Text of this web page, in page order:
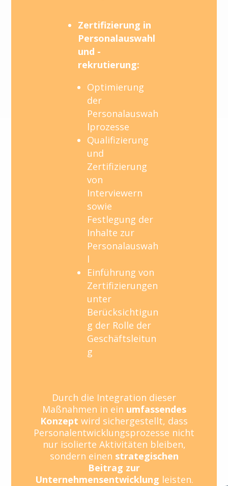
Zertifizierung in
Personalauswahl
und -
rekrutierung:
Optimierung
der
Personalauswah
lprozesse
Qualifizierung
und
Zertifizierung
von
Interviewern
sowie
Festlegung der
Inhalte zur
Personalauswah
l
Einführung von
Zertifizierungen
unter
Berücksichtigun
g der Rolle der
Geschäftsleitun
g
Durch die Integration dieser
Maßnahmen in ein umfassendes
Konzept wird sichergestellt, dass
Personalentwicklungsprozesse nicht
nur isolierte Aktivitäten bleiben,
sondern einen strategischen
Beitrag zur
Unternehmensentwicklung leisten.